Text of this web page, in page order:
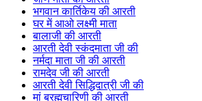
भगवान कार्तिकेय की आरती
घर में आओ लक्ष्मी माता
बालाजी की आरती
आरती देवी स्कंदमाता जी की
नर्मदा माता जी की आरती
रामदेव जी की आरती
आरती देवी सिद्धिदात्री जी की
मां ब्रह्मचारिणी की आरती